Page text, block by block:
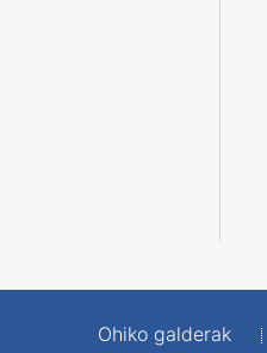
Ohiko galderak